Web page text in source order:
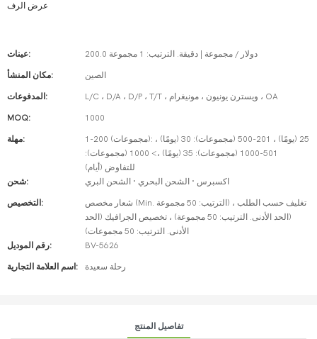
عرض الرف
عينات: 200.0 دولار / مجموعة | دقيقة. الترتيب: 1 مجموعة
مكان المنشأ: الصين
المدفوعات: L/C ، D/A ، D/P ، T/T ، ويسترن يونيون ، مونيغرام ، OA
MOQ: 1000
مهلة:
1-200 (مجموعات): 25 (يومًا) ، 201-500 (مجموعات): 30 (يومًا) ،
501-1000 (مجموعات): 35 (يومًا) ،> 1000 (مجموعات):
للتفاوض (أيام)
شحن:
اكسبرس · الشحن البحري · الشحن البري
التخصيص:
شعار مخصص (Min. الترتيب: 50 مجموعة) ، تغليف حسب الطلب
(الحد الأدنى. الترتيب: 50 مجموعة) ، تخصيص الجرافيك (الحد
الأدنى. الترتيب: 50 مجموعات)
رقم الموديل:
BV-5626
اسم العلامة التجارية: رحلة سعيدة
تفاصيل المنتج